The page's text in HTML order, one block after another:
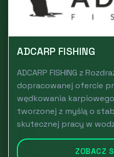
ADCARP FISHING
ADCARP FISHING z
dopracowanej ofercie
wędkowania
tworzonej z myślą o
skutecznej pracy w
ZOBACZ